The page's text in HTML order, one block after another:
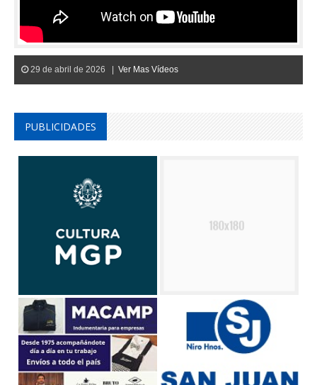
29 de abril de 2026 | Ver Mas Vídeos
PUBLICIDADES